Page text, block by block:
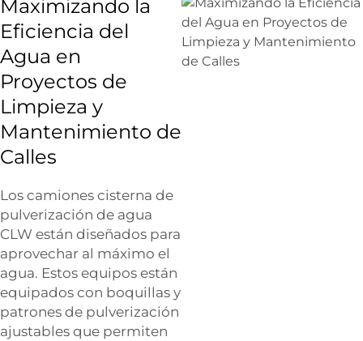
Maximizando la
Eficiencia del
Agua en
Proyectos de
Limpieza y
Mantenimiento de
Calles
Los camiones cisterna de
pulverización de agua
CLW están diseñados para
aprovechar al máximo el
agua. Estos equipos están
equipados con boquillas y
patrones de pulverización
ajustables que permiten